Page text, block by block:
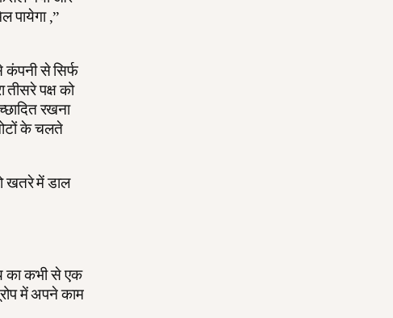
पायेगा ,”
कंपनी से सिर्फ
तीसरे पक्ष को
रखना
के चलते
खतरे में डाल
का कभी से एक
में अपने काम